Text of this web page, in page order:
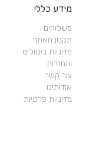
מידע כללי
משלוחים
תקנון האתר
מדיניות ביטולים
והחזרות
צור קשר
אודותינו
מדיניות פרטיות